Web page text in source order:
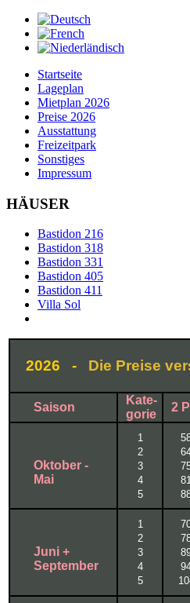
Startseite
Lageplan
Mietplan 2026
Preise 2026
Ausstattung
Freizeitpark
Sonstiges
Impressum
HÄUSER
Bastidon 216
Bastidon 318
Bastidon 331
Bastidon 405
Bastidon 411
Villa Sol
2026
- Die Preise
Saison
Kate-
gorie
2
Oktober -
Mai
1
2
3
4
5
Juni +
September
1
2
3
4
5